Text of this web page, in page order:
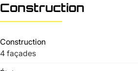
Construction
Construction
4 façades